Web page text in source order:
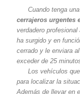
Cuando tenga
cerrajeros urgentes
verdadero
ha surgido y en
cerrado y le enviara
exceder de 25
Los vehículos
para localizar la
Además de llevar en